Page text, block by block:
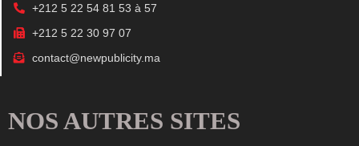
+212 5 22 54 81 53 à 57
+212 5 22 30 97 07
contact@newpublicity.ma
NOS AUTRES SITES